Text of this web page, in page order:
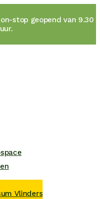
stop geopend van 9.30
Vlinders